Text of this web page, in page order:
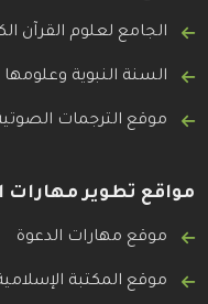
الجامع لعلوم القرآن
السنة النبوية وعلومها
موقع الترجمات
مواقع تطوير مهارات
موقع مهارات الدعوة
موقع المكتبة